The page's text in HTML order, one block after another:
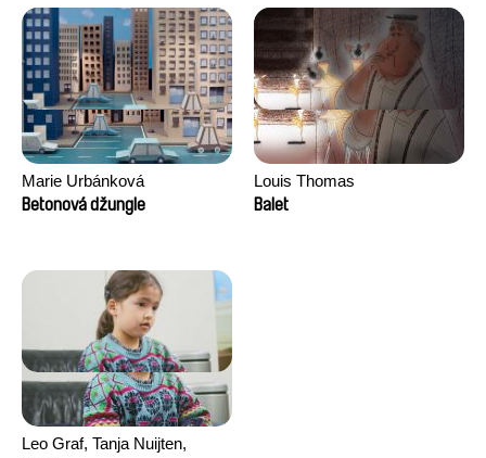
Marie Urbánková
Betonová džungle
Louis Thomas
Balet
Leo Graf, Tanja Nuijten,